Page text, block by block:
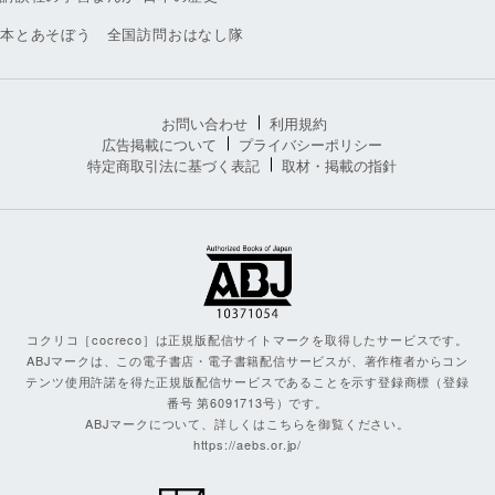
本とあそぼう 全国訪問おはなし隊
お問い合わせ
利用規約
広告掲載について
プライバシーポリシー
特定商取引法に基づく表記
取材・掲載の指針
コクリコ［cocreco］は正規版配信サイトマークを取得したサービスです。
ABJマークは、この電子書店・電子書籍配信サービスが、著作権者からコン
テンツ使用許諾を得た正規版配信サービスであることを示す登録商標（登録
番号 第6091713号）です。
ABJマークについて、詳しくはこちらを御覧ください。
https://aebs.or.jp/